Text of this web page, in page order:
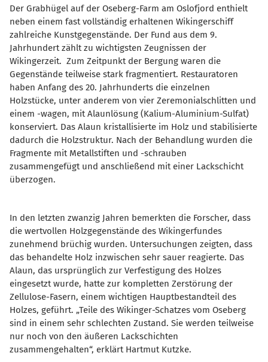
Der Grabhügel auf der Oseberg-Farm am Oslofjord enthielt
neben einem fast vollständig erhaltenen Wikingerschiff
zahlreiche Kunstgegenstände. Der Fund aus dem 9.
Jahrhundert zählt zu wichtigsten Zeugnissen der
Wikingerzeit. Zum Zeitpunkt der Bergung waren die
Gegenstände teilweise stark fragmentiert. Restauratoren
haben Anfang des 20. Jahrhunderts die einzelnen
Holzstücke, unter anderem von vier Zeremonialschlitten und
einem -wagen, mit Alaunlösung (Kalium-Aluminium-Sulfat)
konserviert. Das Alaun kristallisierte im Holz und stabilisierte
dadurch die Holzstruktur. Nach der Behandlung wurden die
Fragmente mit Metallstiften und -schrauben
zusammengefügt und anschließend mit einer Lackschicht
überzogen.
In den letzten zwanzig Jahren bemerkten die Forscher, dass
die wertvollen Holzgegenstände des Wikingerfundes
zunehmend brüchig wurden. Untersuchungen zeigten, dass
das behandelte Holz inzwischen sehr sauer reagierte. Das
Alaun, das ursprünglich zur Verfestigung des Holzes
eingesetzt wurde, hatte zur kompletten Zerstörung der
Zellulose-Fasern, einem wichtigen Hauptbestandteil des
Holzes, geführt. „Teile des Wikinger-Schatzes vom Oseberg
sind in einem sehr schlechten Zustand. Sie werden teilweise
nur noch von den äußeren Lackschichten
zusammengehalten“, erklärt Hartmut Kutzke.